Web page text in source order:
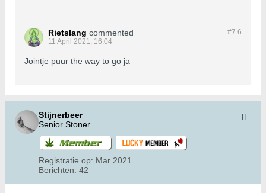
#7.6
Rietslang commented
11 April 2021, 16:04
Jointje puur the way to go ja
Stijnerbeer
Senior Stoner
Registratie op: Mar 2021
Berichten: 42